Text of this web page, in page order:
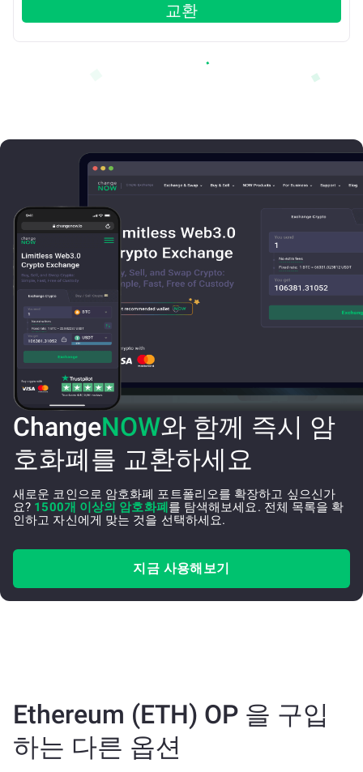
교환
ChangeNOW와 함께 즉시 암
호화폐를 교환하세요
새로운 코인으로 암호화폐 포트폴리오를 확장하고 싶으신가
요? 1500개 이상의 암호화폐 를 탐색해보세요. 전체 목록을 확
인하고 자신에게 맞는 것을 선택하세요.
지금 사용해보기
Ethereum (ETH) OP 을 구입
하는 다른 옵션